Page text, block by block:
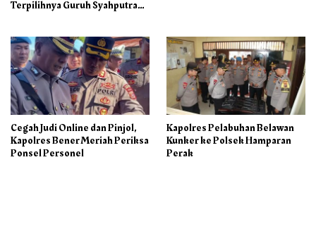
Terpilihnya Guruh Syahputra
Cegah Judi Online dan Pinjol,
Kapolres Bener Meriah Periksa
Ponsel Personel
Kapolres Pelabuhan Belawan
Kunker ke Polsek Hamparan
Perak